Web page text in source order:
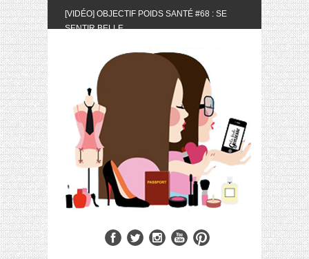
[VIDÉO] OBJECTIF POIDS SANTÉ #68 : SE
SENTIR BELLE
MOIS DE MAI 2024
[VIDÉO] UNBOXING : LES MY LITTLE &
BIOTYFULL BOX DU MOIS DE MAI 2024 FEAT.
AKILA
[VIDÉO] LA SÉLECTION DU MOIS #AVRIL2024
[VIDÉO] QUITOQUE #10 : MEAL PREP &
CONVIVIALITÉ
[VIDÉO] UNBOXING : LES MY LITTLE &
BIOTYFULL BOX DU MOIS D’AVRIL 2024
FEAT. AKILA
[VIDÉO] OBJECTIF POIDS SANTÉ #67 : L’AVIS
[VIDÉO] UNBOXING : LES MY LITTLE &